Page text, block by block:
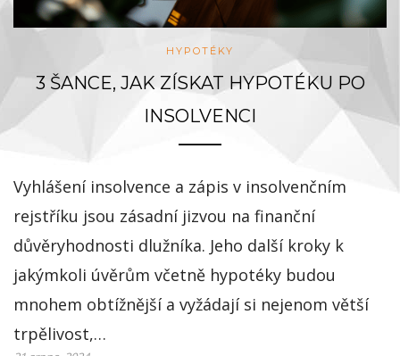
HYPOTÉKY
3 ŠANCE, JAK ZÍSKAT HYPOTÉKU PO
INSOLVENCI
Vyhlášení insolvence a zápis v insolvenčním
rejstříku jsou zásadní jizvou na finanční
důvěryhodnosti dlužníka. Jeho další kroky k
jakýmkoli úvěrům včetně hypotéky budou
mnohem obtížnější a vyžádají si nejenom větší
trpělivost,…